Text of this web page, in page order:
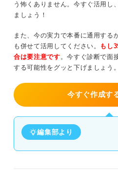
う怖くありません。今すぐ活用し
ましょう！
また、今の実力で本番に通用する
も併せて活用してください。
もし
合は要注意です。今すぐ診断で面
する可能性をグッと下げましょう。
今すぐ作成す
編集部より
⑫マナーに欠けている人
⑬相手によって態度を変える人
⑭優柔不断な人
⑮人の時間を平気で奪う人
苦手な人の回答で好印象を残